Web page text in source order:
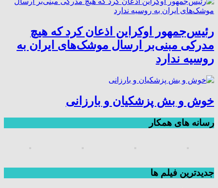
رئیس‌جمهور اوکراین اذعان کرد که هیچ
مدرکی مبنی‌بر ارسال موشک‌های ایران به
روسیه ندارد
خوش و بش پزشکیان و بارزانی
رسانه های همکار
جديدترين فیلم ها